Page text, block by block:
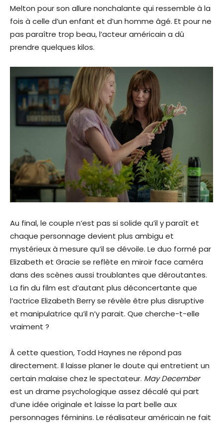
Melton pour son allure nonchalante qui ressemble à la
fois à celle d’un enfant et d’un homme âgé. Et pour ne
pas paraître trop beau, l’acteur américain a dû
prendre quelques kilos.
Au final, le couple n’est pas si solide qu’il y paraît et
chaque personnage devient plus ambigu et
mystérieux à mesure qu’il se dévoile. Le duo formé par
Elizabeth et Gracie se reflète en miroir face caméra
dans des scènes aussi troublantes que déroutantes.
La fin du film est d’autant plus déconcertante que
l’actrice Elizabeth Berry se révèle être plus disruptive
et manipulatrice qu’il n’y parait. Que cherche-t-elle
vraiment ?
À cette question, Todd Haynes ne répond pas
directement. Il laisse planer le doute qui entretient un
certain malaise chez le spectateur. May December
est un drame psychologique assez décalé qui part
d’une idée originale et laisse la part belle aux
personnages féminins. Le réalisateur américain ne fait